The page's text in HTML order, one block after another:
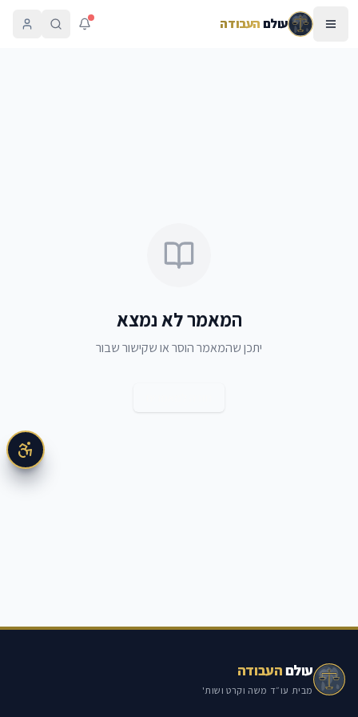
עולםהעבודה
המאמר לא נמצא
יתכן שהמאמר הוסר או שקישור שבור
עולםהעבודה
מבית עו״ד משה וקרט ושות'